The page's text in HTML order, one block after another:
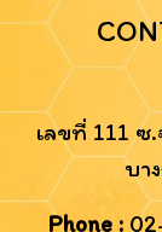
เลขที่ 111 ซ
บา
Phone :